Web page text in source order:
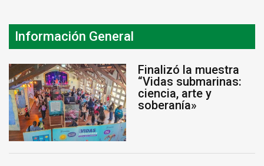
Información General
Finalizó la muestra
“Vidas submarinas:
ciencia, arte y
soberanía»